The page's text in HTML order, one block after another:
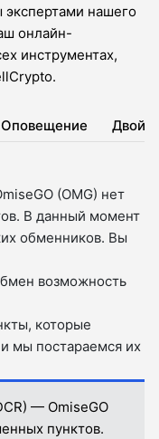
экспертами нашего
онлайн-
инструментах,
Оповещение
(OMG) нет
В данный момент
обменников. Вы
возможность
которые
мы постараемся их
— OmiseGO
пунктов.